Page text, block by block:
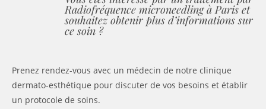
Radiofréquence microneedling à Paris et
souhaitez obtenir plus d’informations sur
ce soin ?
Prenez rendez-vous avec un médecin de notre clinique
dermato-esthétique pour discuter de vos besoins et établir
un protocole de soins.